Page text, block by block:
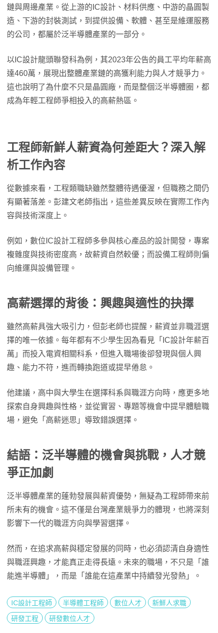
鏈與周邊產業。從上游的IC設計、材料供應、中游的晶圓製
造、下游的封裝測試，到提供設備、軟體、甚至是維運服務
的公司，都屬於泛半導體產業的一部分。
以IC設計龍頭聯發科為例，其2023年公告的員工平均年薪高
達460萬，展現出整體產業鏈的高獲利能力與人才競爭力。
這也說明了為什麼不只是晶圓廠，而是整個泛半導體圈，都
成為年輕工程師爭相投入的高薪熱區。
工程師新鮮人薪資為何差距大？深入解
析工作內容
從數據來看，工程類職缺雖然整體待遇優渥，但職務之間仍
有顯著落差。彭建文老師指出，這些差異反映在實際工作內
容與技術深度上。
例如，數位IC設計工程師多參與核心產品的設計開發，專案
複雜度與技術密度高，故薪資自然較優；而設備工程師則偏
向維運與設備管理。
高薪選擇的背後：興趣與適性的抉擇
雖然高薪具強大吸引力，但彭老師也提醒，薪資並非職涯選
擇的唯一依據。每年都有不少學生因為看見「IC設計年薪百
萬」而投入電資相關科系，但進入職場後卻發現與個人興
趣、能力不符，進而轉換跑道或提早倦怠。
他建議，高中與大學生在選擇科系與職涯方向時，應更多地
探索自身興趣與性格，並從實習、專題等機會中提早體驗職
場，避免「高薪迷思」導致錯誤選擇。
結語：泛半導體的機會與挑戰，人才競
爭正加劇
泛半導體產業的蓬勃發展與薪資優勢，無疑為工程師帶來前
所未有的機會。這不僅是台灣產業競爭力的體現，也將深刻
影響下一代的職涯方向與學習選擇。
然而，在追求高薪與穩定發展的同時，也必須認清自身適性
與職涯興趣，才能真正走得長遠。未來的職場，不只是「誰
能進半導體」，而是「誰能在這產業中持續發光發熱」。
IC設計工程師 半導體工程師 數位人才
新鮮人求職
研發工程
研發數位人才